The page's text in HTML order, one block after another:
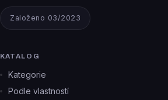
Založeno 03/2023
KATALOG
Kategorie
Podle vlastností